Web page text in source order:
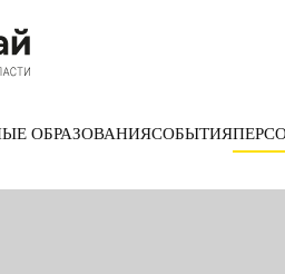
ОБРАЗОВАНИЯСОБЫТИЯ